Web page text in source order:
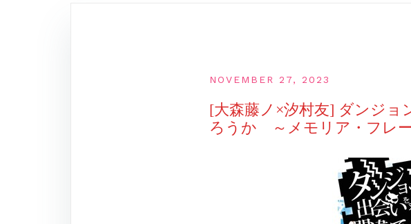
NOVEMBER 27, 2023
[大森藤ノ×汐村友] ダンジョ
ろうか ～メモリア・フレ